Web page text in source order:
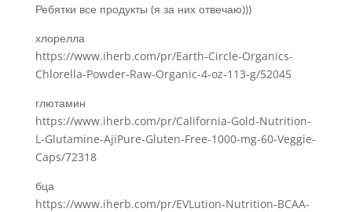
Ребятки все продукты (я за них отвечаю)))
хлорелла
https://www.iherb.com/pr/Earth-Circle-Organics-
Chlorella-Powder-Raw-Organic-4-oz-113-g/52045
глютамин
https://www.iherb.com/pr/California-Gold-Nutrition-
L-Glutamine-AjiPure-Gluten-Free-1000-mg-60-Veggie-
Caps/72318
бца
https://www.iherb.com/pr/EVLution-Nutrition-BCAA-